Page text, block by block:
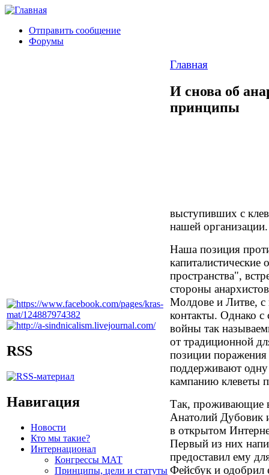
Отправить сообщение
Форумы
RSS
Навигация
Новости
Кто мы такие?
Интернационал
Конгрессы МАТ
Принципы, цели и статуты
Главная
И снова об
принципы
выступивших с
нашей организации.
Наша позиция
капиталистические
пространства",
стороны
Молдове и Литве,
контакты. Однако с
войны так
от традиционной
позиции поражения
поддерживают
кампанию клеветы
Так, проживающие
Анатолий Дубовик
в открытом
Первый из них
предоставил ему
Фейсбук и одобрил